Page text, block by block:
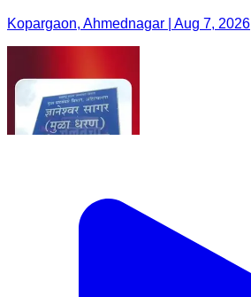
Kopargaon, Ahmednagar | Aug 7, 2026